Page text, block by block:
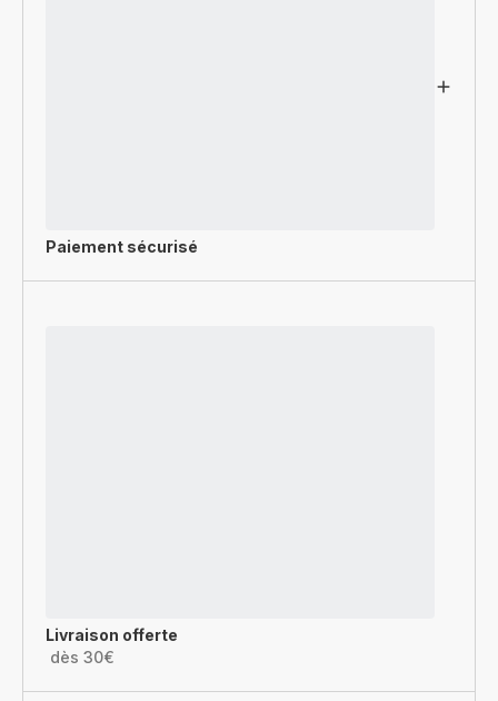
Paiement sécurisé
Livraison offerte
dès 30€